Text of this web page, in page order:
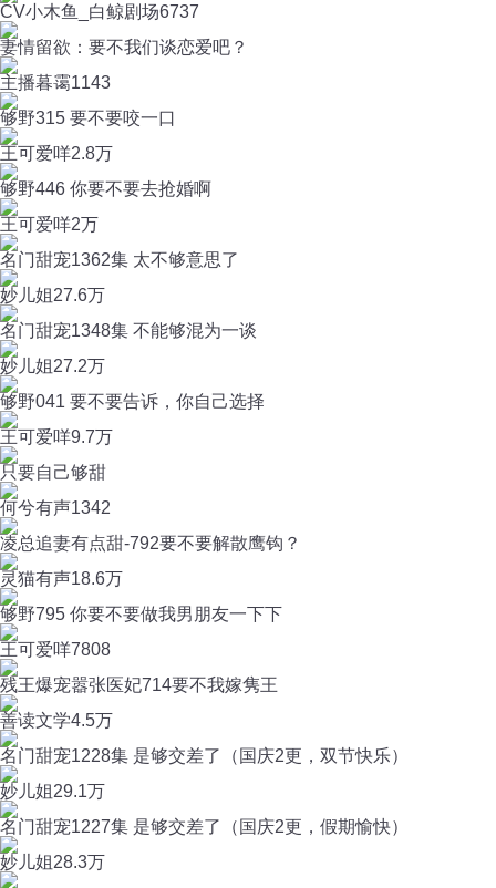
CV小木鱼_白鲸剧场6737
妻情留欲：要不我们谈恋爱吧？
主播暮霭1143
够野315 要不要咬一口
王可爱咩2.8万
够野446 你要不要去抢婚啊
王可爱咩2万
名门甜宠1362集 太不够意思了
妙儿姐27.6万
名门甜宠1348集 不能够混为一谈
妙儿姐27.2万
够野041 要不要告诉，你自己选择
王可爱咩9.7万
只要自己够甜
何兮有声1342
凌总追妻有点甜-792要不要解散鹰钩？
灵猫有声18.6万
够野795 你要不要做我男朋友一下下
王可爱咩7808
残王爆宠嚣张医妃714要不我嫁隽王
善读文学4.5万
名门甜宠1228集 是够交差了（国庆2更，双节快乐）
妙儿姐29.1万
名门甜宠1227集 是够交差了（国庆2更，假期愉快）
妙儿姐28.3万